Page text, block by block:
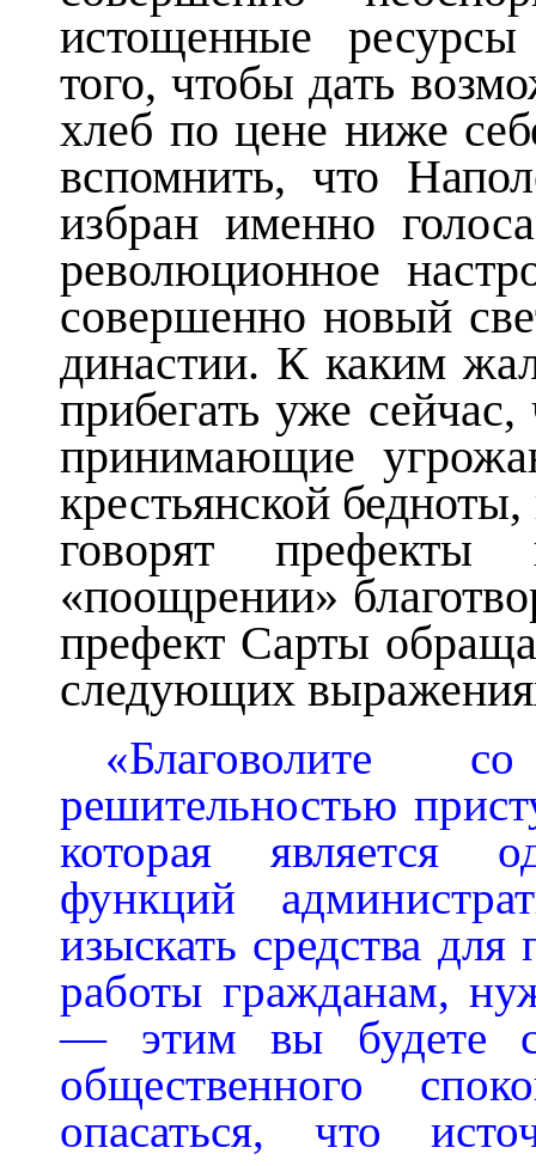
истощенные
того, чтобы дать
хлеб по цене ниже
вспомнить, что
избран именно
революционное
совершенно новый
династии. К каким
прибегать уже
принимающие
крестьянской
говорят
«поощрении»
префект Сарты
следующих
решительностью
которая является
функций
изыскать средства
работы гражданам,
— этим вы будете
общественного
опасаться, что